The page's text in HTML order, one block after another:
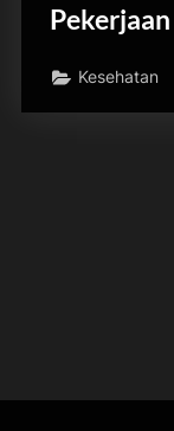
Pekerjaan
Kesehatan